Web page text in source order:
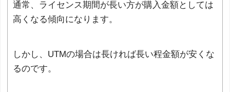
通常、ライセンス期間が長い方が購入金額としては
高くなる傾向になります。
しかし、UTMの場合は長ければ長い程金額が安くな
るのです。